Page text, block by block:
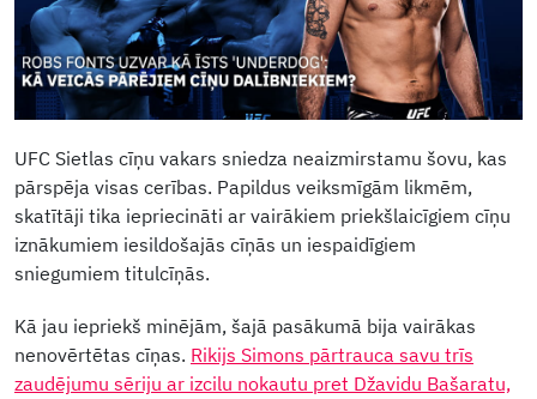
UFC Sietlas cīņu vakars sniedza neaizmirstamu šovu, kas
pārspēja visas cerības. Papildus veiksmīgām likmēm,
skatītāji tika iepriecināti ar vairākiem priekšlaicīgiem cīņu
iznākumiem iesildošajās cīņās un iespaidīgiem
sniegumiem titulcīņās.
Kā jau iepriekš minējām, šajā pasākumā bija vairākas
nenovērtētas cīņas. Rikijs Simons pārtrauca savu trīs
zaudējumu sēriju ar izcilu nokautu pret Džavidu Bašaratu,